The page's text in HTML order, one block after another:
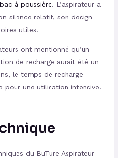
à poussière. L’aspirateur a
silence relatif, son design
utiles.
ont mentionné qu’un
de recharge aurait été un
le temps de recharge
une utilisation intensive.
du BuTure Aspirateur